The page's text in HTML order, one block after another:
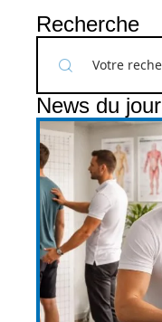
Recherche
News du jour